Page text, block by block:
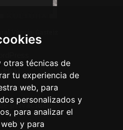
otras técnicas de
tu experiencia de
web, para
personalizados y
para analizar el
y para
legal
privacidad
de cookies